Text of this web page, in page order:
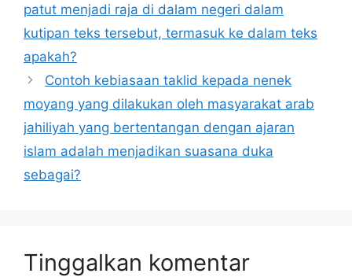
patut menjadi raja di dalam negeri dalam
kutipan teks tersebut, termasuk ke dalam teks
apakah?
Contoh kebiasaan taklid kepada nenek
moyang yang dilakukan oleh masyarakat arab
jahiliyah yang bertentangan dengan ajaran
islam adalah menjadikan suasana duka
sebagai?
Tinggalkan komentar